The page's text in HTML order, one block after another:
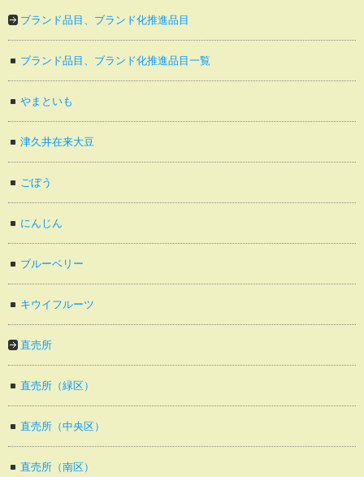
ブランド品目、ブランド化推進品目
ブランド品目、ブランド化推進品目一覧
やまといも
津久井在来大豆
ごぼう
にんじん
ブルーベリー
キウイフルーツ
直売所
直売所（緑区）
直売所（中央区）
直売所（南区）